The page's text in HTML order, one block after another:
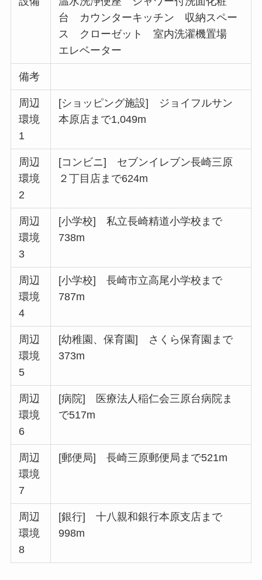
台 カウンターキッチン 収納スペー
ス クローゼット 室内洗濯機置場
エレベーター
備考
周辺
環境
1
[ショッピング施設] ジョイフルサン
本原店まで1,049m
周辺
環境
2
[コンビニ] セブンイレブン長崎三原
２丁目店まで624m
周辺
環境
3
[小学校] 私立長崎精道小学校まで
738m
周辺
環境
4
[小学校] 長崎市立高尾小学校まで
787m
周辺
環境
5
[幼稚園、保育園] さくら保育園まで
373m
周辺
環境
6
[病院] 医療法人稲仁会三原台病院ま
で517m
周辺
環境
7
[郵便局] 長崎三原郵便局まで521m
周辺
環境
8
[銀行] 十八親和銀行本原支店まで
998m